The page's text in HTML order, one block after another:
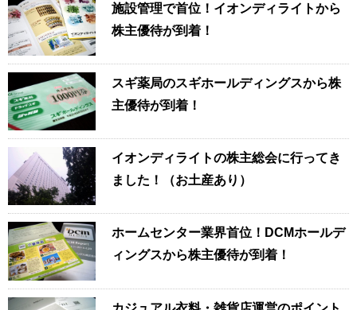
施設管理で首位！イオンディライトから
株主優待が到着！
スギ薬局のスギホールディングスから株
主優待が到着！
イオンディライトの株主総会に行ってき
ました！（お土産あり）
ホームセンター業界首位！DCMホールデ
ィングスから株主優待が到着！